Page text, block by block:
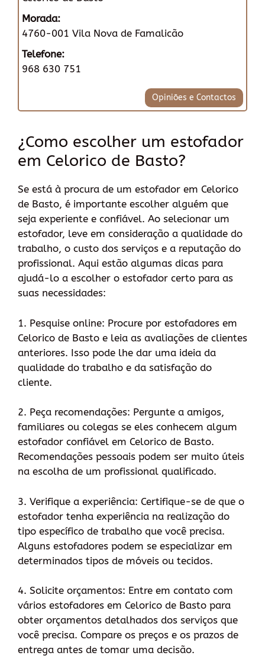
Morada:
4760-001 Vila Nova de Famalicão
Telefone:
968 630 751
Opiniões e Contactos
¿Como escolher um estofador
em Celorico de Basto?
Se está à procura de um estofador em Celorico
de Basto, é importante escolher alguém que
seja experiente e confiável. Ao selecionar um
estofador, leve em consideração a qualidade do
trabalho, o custo dos serviços e a reputação do
profissional. Aqui estão algumas dicas para
ajudá-lo a escolher o estofador certo para as
suas necessidades:
1. Pesquise online: Procure por estofadores em
Celorico de Basto e leia as avaliações de clientes
anteriores. Isso pode lhe dar uma ideia da
qualidade do trabalho e da satisfação do
cliente.
2. Peça recomendações: Pergunte a amigos,
familiares ou colegas se eles conhecem algum
estofador confiável em Celorico de Basto.
Recomendações pessoais podem ser muito úteis
na escolha de um profissional qualificado.
3. Verifique a experiência: Certifique-se de que o
estofador tenha experiência na realização do
tipo específico de trabalho que você precisa.
Alguns estofadores podem se especializar em
determinados tipos de móveis ou tecidos.
4. Solicite orçamentos: Entre em contato com
vários estofadores em Celorico de Basto para
obter orçamentos detalhados dos serviços que
você precisa. Compare os preços e os prazos de
entrega antes de tomar uma decisão.